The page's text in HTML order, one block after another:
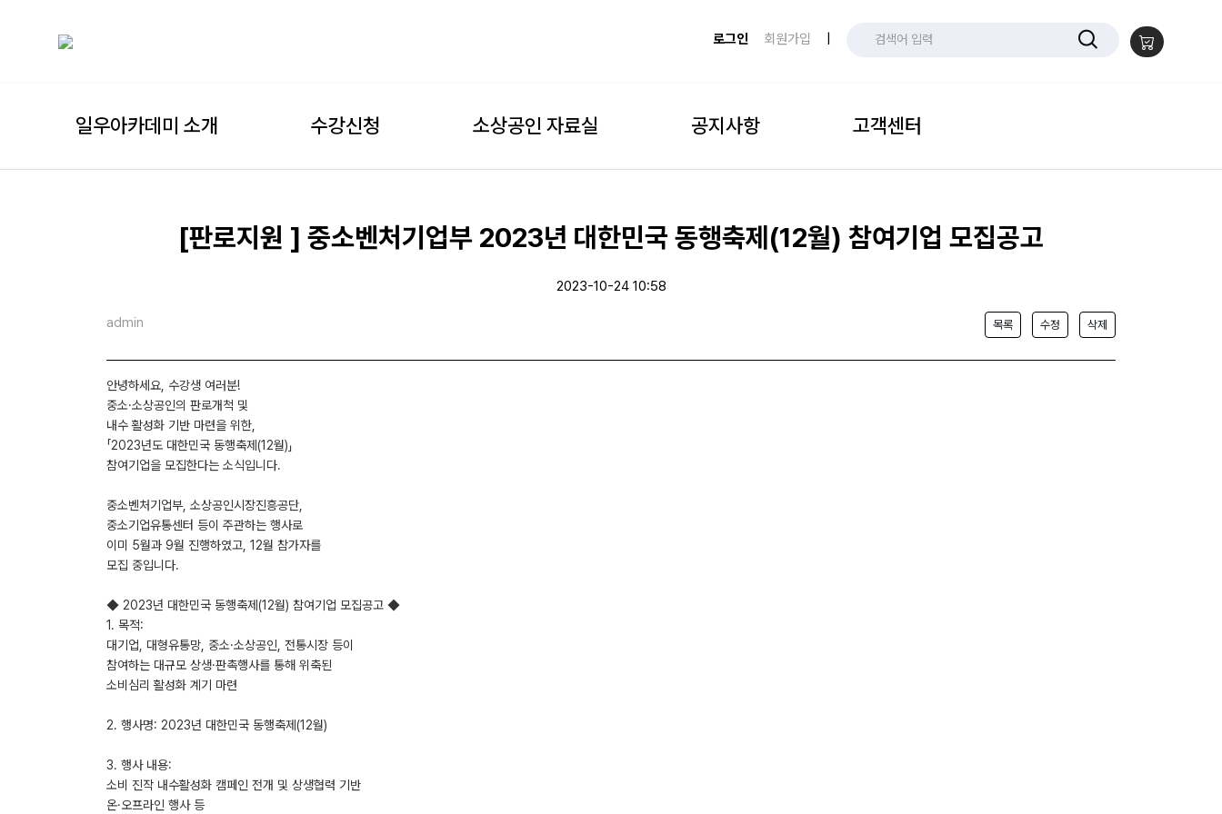
로그인 회원가입
일우아카데미 소개 수강신청 소상공인 자료실 공지사항 고객센터
[판로지원 ] 중소벤처기업부 2023년 대한민국 동행축제(12월) 참여기업 모집공고
2023-10-24 10:58
admin 목록 수정 삭제
안녕하세요, 수강생 여러분!
중소·소상공인의 판로개척 및
내수 활성화 기반 마련을 위한,
「2023년도 대한민국 동행축제(12월)」
참여기업을 모집한다는 소식입니다.
중소벤처기업부, 소상공인시장진흥공단,
중소기업유통센터 등이 주관하는 행사로
이미 5월과 9월 진행하였고, 12월 참가자를
모집 중입니다.
◆ 2023년 대한민국 동행축제(12월) 참여기업 모집공고 ◆
1. 목적:
대기업, 대형유통망, 중소·소상공인, 전통시장 등이
참여하는 대규모 상생·판촉행사를 통해 위축된
소비심리 활성화 계기 마련
2. 행사명: 2023년 대한민국 동행축제(12월)
3. 행사 내용:
소비 진작 내수활성화 캠페인 전개 및 상생협력 기반
온·오프라인 행사 등